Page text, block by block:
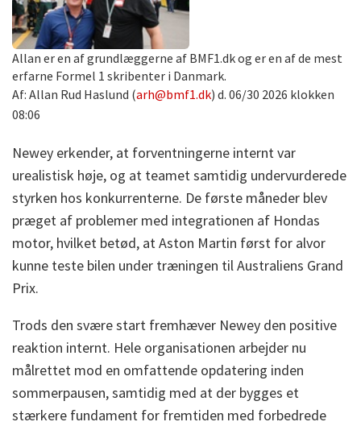
Allan er en af grundlæggerne af BMF1.dk og er en af de mest
erfarne Formel 1 skribenter i Danmark.
Af: Allan Rud Haslund (arh@bmf1.dk) d. 06/30 2026 klokken
08:06
Newey erkender, at forventningerne internt var
urealistisk høje, og at teamet samtidig undervurderede
styrken hos konkurrenterne. De første måneder blev
præget af problemer med integrationen af Hondas
motor, hvilket betød, at Aston Martin først for alvor
kunne teste bilen under træningen til Australiens Grand
Prix.
Trods den svære start fremhæver Newey den positive
reaktion internt. Hele organisationen arbejder nu
målrettet mod en omfattende opdatering inden
sommerpausen, samtidig med at der bygges et
stærkere fundament for fremtiden med forbedrede